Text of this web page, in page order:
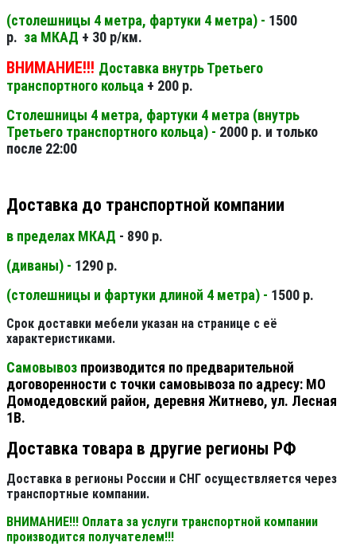
(столешницы 4 метра, фартуки 4 метра) - 1500
р. за МКАД + 30 р/км.
ВНИМАНИЕ!!! Доставка внутрь Третьего
транспортного кольца + 200 р.
Столешницы 4 метра, фартуки 4 метра (внутрь
Третьего транспортного кольца) - 2000 р. и только
после 22:00
Доставка до транспортной компании
в пределах МКАД - 890 р.
(диваны) - 1290 р.
(столешницы и фартуки длиной 4 метра) - 1500 р.
Срок доставки мебели указан на странице с её
характеристиками.
Самовывоз производится по предварительной
договоренности с точки самовывоза по адресу: МО
Домодедовский район, деревня Житнево, ул. Лесная
1В.
Доставка товара в другие регионы РФ
Доставка в регионы России и СНГ осуществляется через
транспортные компании.
ВНИМАНИЕ!!! Оплата за услуги транспортной компании
производится получателем!!!